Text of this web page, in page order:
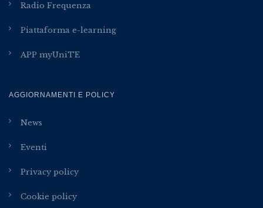
Radio Frequenza
Piattaforma e-learning
APP myUniTE
AGGIORNAMENTI E POLICY
News
Eventi
Privacy policy
Cookie policy